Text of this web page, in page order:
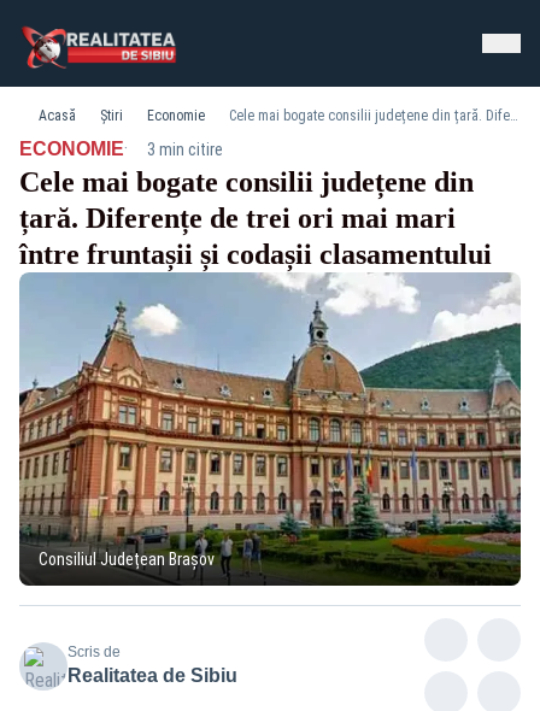
Acasă Știri Economie Cele mai bogate consilii județene din țară. Diferențe de trei ori mai mari între fruntașii și codașii clasamentului
ECONOMIE· 3 min citire
Cele mai bogate consilii județene din
țară. Diferențe de trei ori mai mari
între fruntașii și codașii clasamentului
Consiliul Județean Brașov
Scris de
Realitatea de Sibiu